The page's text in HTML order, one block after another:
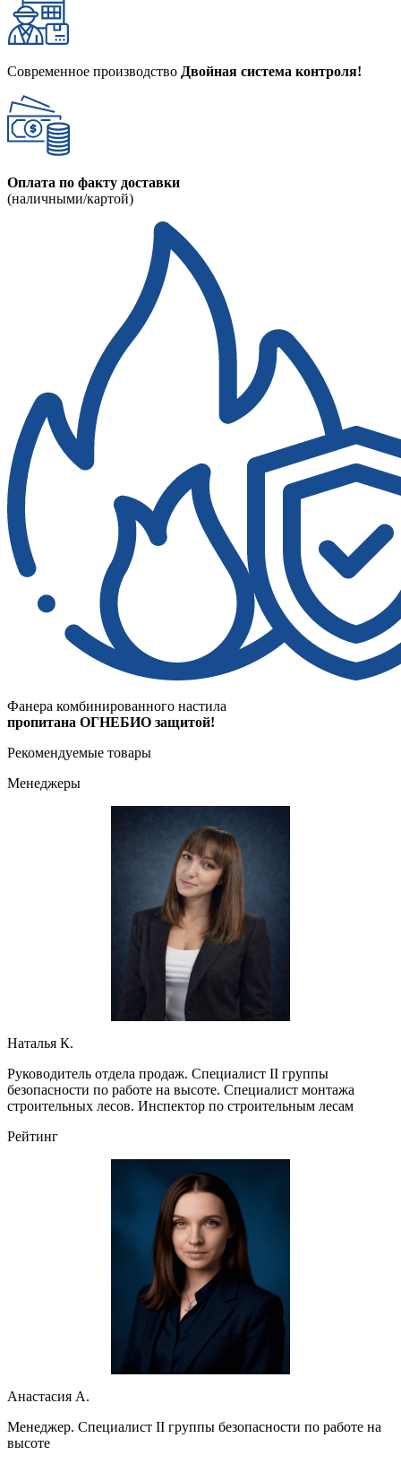
Современное производство Двойная система контроля!
Оплата по факту доставки
(наличными/картой)
Фанера комбинированного настила
пропитана ОГНЕБИО защитой!
Рекомендуемые товары
Менеджеры
Наталья К.
Руководитель отдела продаж. Специалист II группы
безопасности по работе на высоте. Специалист монтажа
строительных лесов. Инспектор по строительным лесам
Рейтинг
Анастасия А.
Менеджер. Специалист II группы безопасности по работе на
высоте